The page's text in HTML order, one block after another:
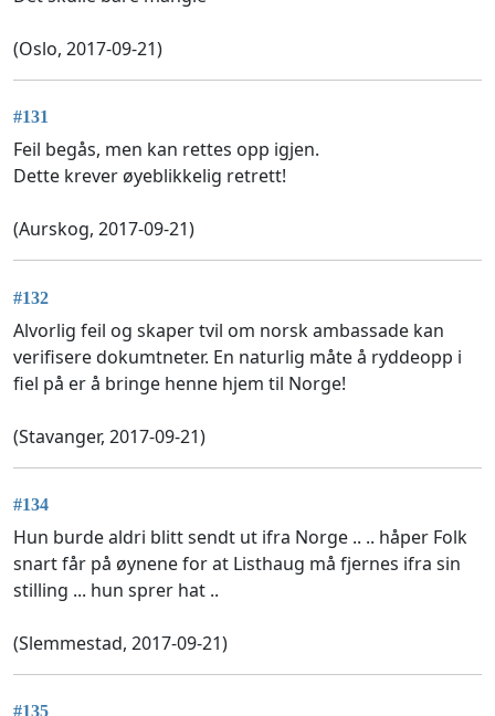
(Oslo, 2017-09-21)
#131
Feil begås, men kan rettes opp igjen.
Dette krever øyeblikkelig retrett!
(Aurskog, 2017-09-21)
#132
Alvorlig feil og skaper tvil om norsk ambassade kan
verifisere dokumtneter. En naturlig måte å ryddeopp i
fiel på er å bringe henne hjem til Norge!
(Stavanger, 2017-09-21)
#134
Hun burde aldri blitt sendt ut ifra Norge .. .. håper Folk
snart får på øynene for at Listhaug må fjernes ifra sin
stilling ... hun sprer hat ..
(Slemmestad, 2017-09-21)
#135